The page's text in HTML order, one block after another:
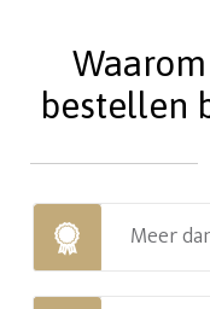
bestellen
Meer